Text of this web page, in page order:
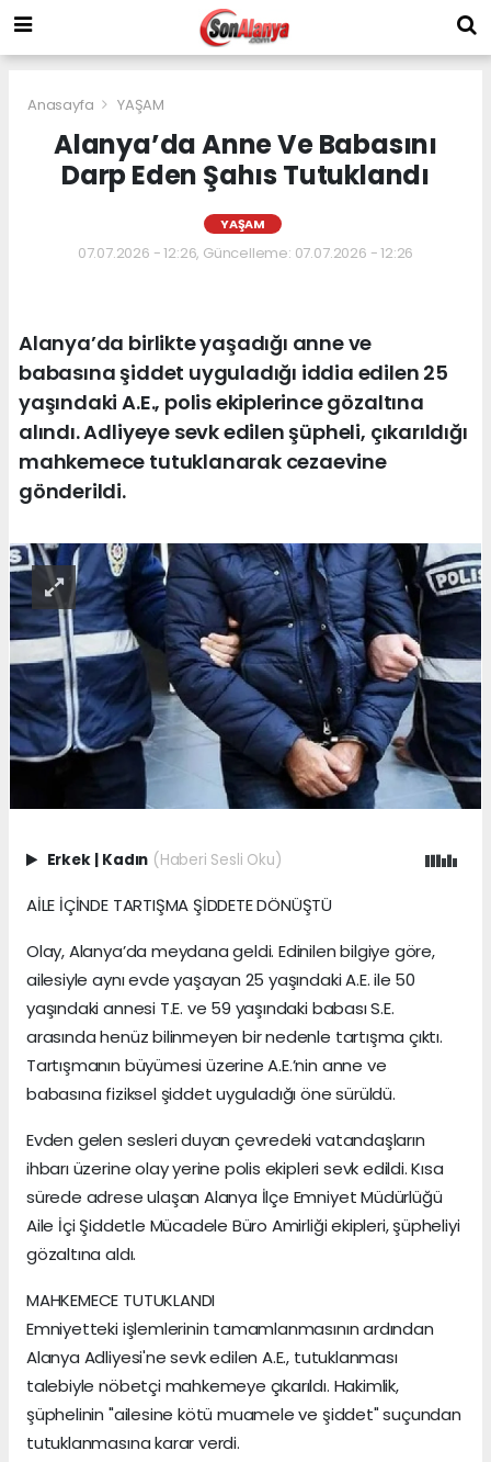
Anasayfa YAŞAM
Alanya’da Anne Ve Babasını
Darp Eden Şahıs Tutuklandı
YAŞAM
07.07.2026 - 12:26, Güncelleme: 07.07.2026 - 12:26
Alanya’da birlikte yaşadığı anne ve
babasına şiddet uyguladığı iddia edilen 25
yaşındaki A.E., polis ekiplerince gözaltına
alındı. Adliyeye sevk edilen şüpheli, çıkarıldığı
mahkemece tutuklanarak cezaevine
gönderildi.
Erkek | Kadın (Haberi Sesli Oku)
AİLE İÇİNDE TARTIŞMA ŞİDDETE DÖNÜŞTÜ
Olay, Alanya’da meydana geldi. Edinilen bilgiye göre,
ailesiyle aynı evde yaşayan 25 yaşındaki A.E. ile 50
yaşındaki annesi T.E. ve 59 yaşındaki babası S.E.
arasında henüz bilinmeyen bir nedenle tartışma çıktı.
Tartışmanın büyümesi üzerine A.E.’nin anne ve
babasına fiziksel şiddet uyguladığı öne sürüldü.
Evden gelen sesleri duyan çevredeki vatandaşların
ihbarı üzerine olay yerine polis ekipleri sevk edildi. Kısa
sürede adrese ulaşan Alanya İlçe Emniyet Müdürlüğü
Aile İçi Şiddetle Mücadele Büro Amirliği ekipleri, şüpheliyi
gözaltına aldı.
MAHKEMECE TUTUKLANDI
Emniyetteki işlemlerinin tamamlanmasının ardından
Alanya Adliyesi'ne sevk edilen A.E., tutuklanması
talebiyle nöbetçi mahkemeye çıkarıldı. Hakimlik,
şüphelinin "ailesine kötü muamele ve şiddet" suçundan
tutuklanmasına karar verdi.